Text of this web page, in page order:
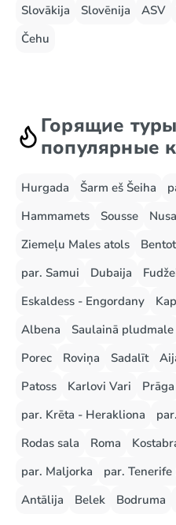
Slovākija
Slovēnija ASV
Čehu
Горящие
популярные
Hurgada Šarm eš Šeiha
Hammamets
Sousse
Ziemeļu Males atols
par. Samui
Dubaija
Eskaldess - Engordany
Albena
Saulainā pludmale
Porec
Roviņa Sadalīt
Patoss
Karlovi Vari Prāga
par. Krēta - Herakliona
Rodas sala
Roma
par. Maljorka
par. Tenerife
Antālija
Belek Bodruma